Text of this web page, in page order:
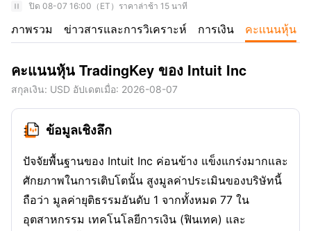
ปิด 08-07 16:00 （ ET ） ราคาล่าช้า 15 นาที
ภาพรวม ข่าวสารและการวิเคราะห์ การเงิน คะเเนนหุ้น
คะแนนหุ้น TradingKey ของ Intuit Inc
สกุลเงิน: USD อัปเดตเมื่อ: 2026-08-07
ข้อมูลเชิงลึก
ปัจจัยพื้นฐานของ Intuit Inc ค่อนข้าง แข็งแกร่งมากและ
ศักยภาพในการเติบโตนั้น สูงมูลค่าประเมินของบริษัทนี้
ถือว่า มูลค่ายุติธรรมอันดับ 1 จากทั้งหมด 77 ใน
อุตสาหกรรม เทคโนโลยีการเงิน (ฟินเทค) และ